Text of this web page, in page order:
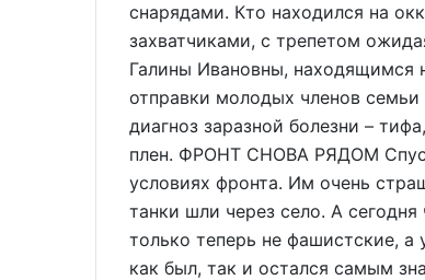
снарядами. Кто находился на
захватчиками, с трепетом
Галины Ивановны, находящимся
отправки молодых членов
диагноз заразной болезни –
плен. ФРОНТ СНОВА РЯДОМ
условиях фронта. Им очень
танки шли через село. А
только теперь не фашистские,
как был, так и остался самым